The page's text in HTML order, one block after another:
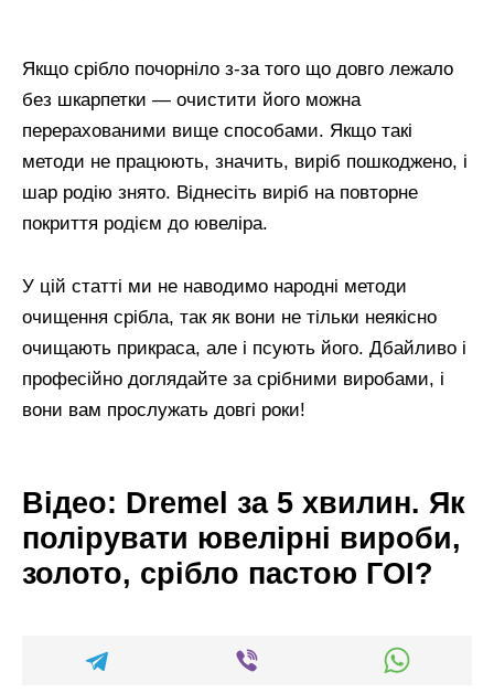
Якщо срібло почорніло з-за того що довго лежало
без шкарпетки — очистити його можна
перерахованими вище способами. Якщо такі
методи не працюють, значить, виріб пошкоджено, і
шар родію знято. Віднесіть виріб на повторне
покриття родієм до ювеліра.
У цій статті ми не наводимо народні методи
очищення срібла, так як вони не тільки неякісно
очищають прикраса, але і псують його. Дбайливо і
професійно доглядайте за срібними виробами, і
вони вам прослужать довгі роки!
Відео: Dremel за 5 хвилин. Як
полірувати ювелірні вироби,
золото, срібло пастою ГОІ?